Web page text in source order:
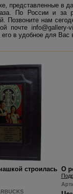
представленные в
По России и за
Позвоните нам
почте info@gallery-
в удобное для Вас
строилась О